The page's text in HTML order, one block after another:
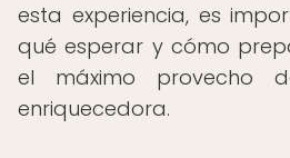
esta experiencia, es
qué esperar y cómo
el máximo provecho
enriquecedora.